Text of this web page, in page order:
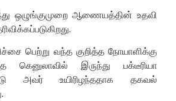
ஒழுங்குமுறை ஆணையத்தின் உதவி
பெற்று வந்த குறித்த நோயாளிக்கு
கெனுலாவில் இருந்து பக்டீரியா
அவர் உயிரிழந்ததாக தகவல்